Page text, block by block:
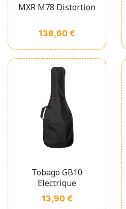
MXR M78 Distortion
Prix
138,60 €
Tobago GB10
Electrique
Prix
13,90 €